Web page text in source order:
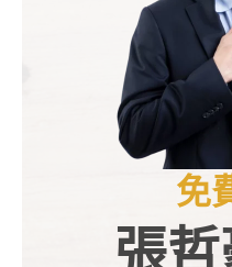
免
張